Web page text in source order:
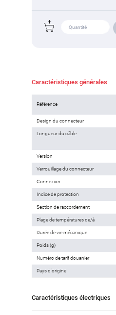
Caractéristiques générales
Référence
Design du connecteur
Longueur du câble
Version
Verrouillage du connecteur
Connexion
Indice de protection
Section de raccordement
Plage de températures de/à
Durée de vie mécanique
Poids (g)
Numéro de tarif douanier
Pays d'origine
Caractéristiques électriques